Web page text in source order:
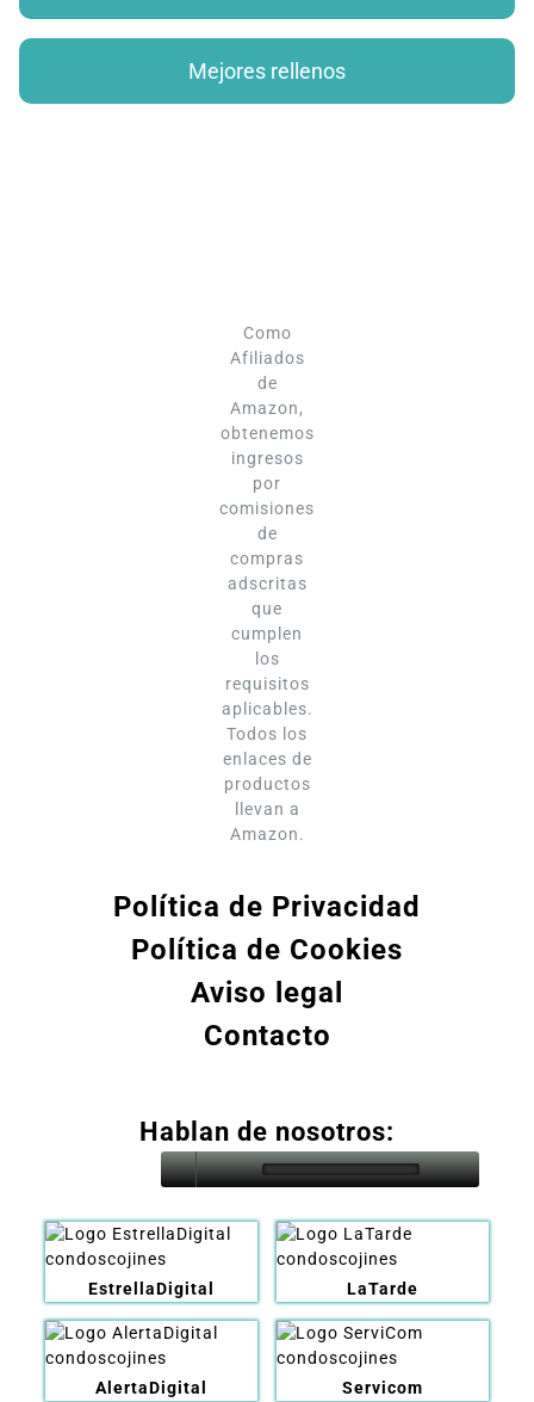
Mejores rellenos
Como
Afiliados
de
Amazon,
obtenemos
ingresos
por
comisiones
de
compras
adscritas
que
cumplen
los
requisitos
aplicables.
Todos los
enlaces de
productos
llevan a
Amazon.
Política de Privacidad
Política de Cookies
Aviso legal
Contacto
Hablan de nosotros:
EstrellaDigital LaTarde
AlertaDigital Servicom